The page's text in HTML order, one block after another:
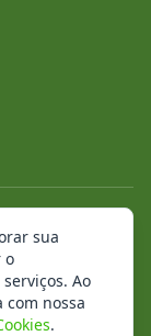
reservados.
sua
o
Ao
com nossa
.